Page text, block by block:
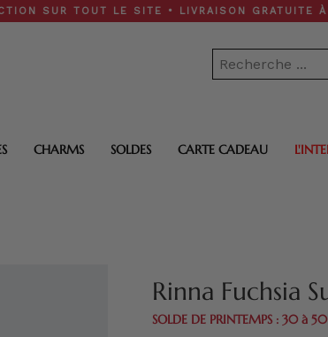
TOUT LE SITE • LIVRAISON GRATUITE À
CHARMS SOLDES CARTE CADEAU
Rinna Fuchsia
SOLDE DE PRINTEMPS : 30 à